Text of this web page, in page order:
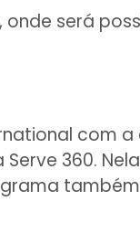
será
com
360.